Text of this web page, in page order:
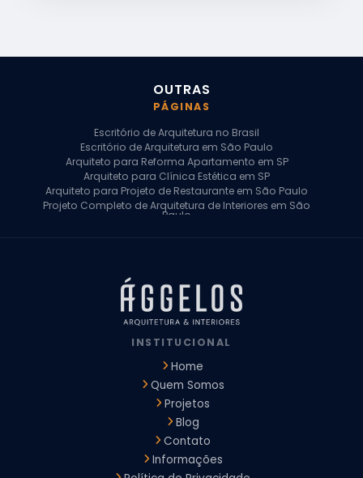
OUTRAS
PÁGINAS
Escritório de Arquitetura no Brasil
Escritório de Arquitetura em São Paulo
Arquiteto para Reforma Apartamento em SP
Arquiteto para Clínica Estética em SP
Arquiteto para Projeto de Restaurante em São Paulo
Projeto Completo de Arquitetura de Interiores em São
Paulo
Arquiteto Comercial
Arquiteto para Reforma de Apartamento
Arquiteto para Reforma Residencial
Arquitetura para Reforma de Casas
Design de Interiores Apartamentos
Design de Interiores Residencial
Empresa de Arquitetura e Design
Empresas de Arquitetura e Design de Interiores
Escritório de Design de Interiores
Projeto Executivo Arquitetura
Arquitetura Institucional
Arquitetura Residencial
Empresa de Arquitetura
INSTITUCIONAL
Home
Quem Somos
Projetos
Blog
Contato
Informações